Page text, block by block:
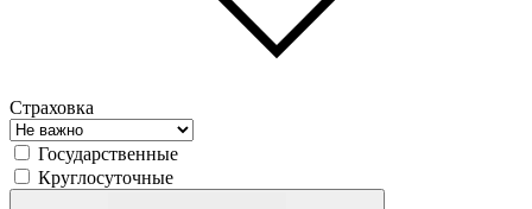
Страховка
Государственные
Круглосуточные